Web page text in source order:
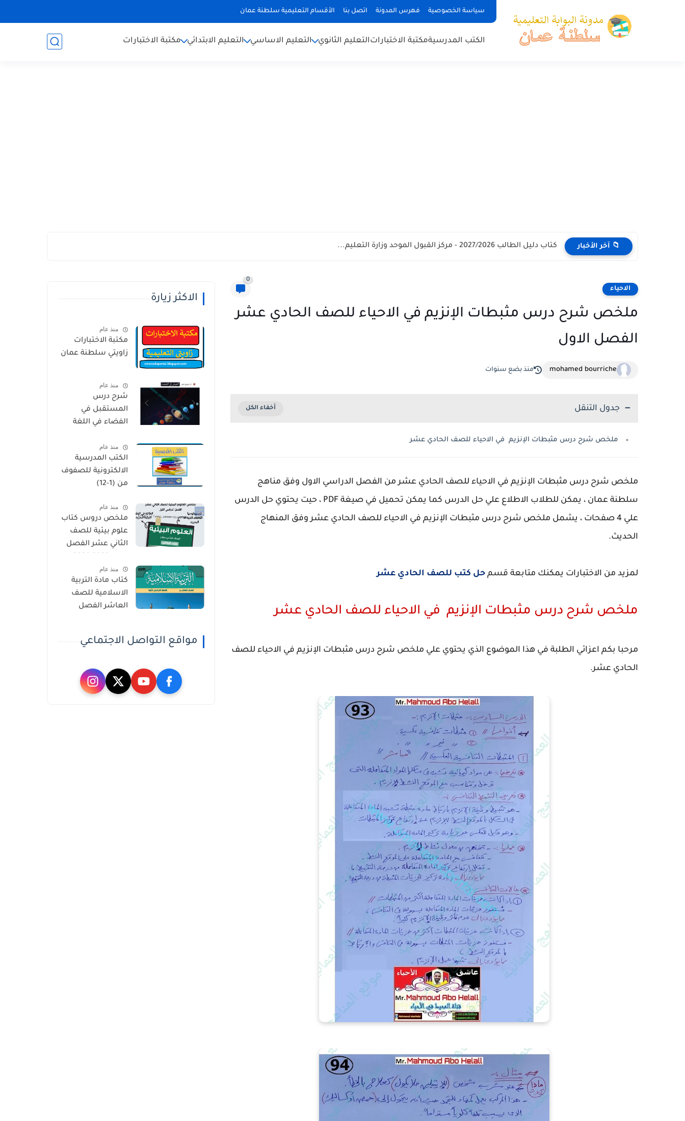
سياسة الخصوصية فهرس المدونة اتصل بنا الأقسام التعليمية سلطنة عمان
الكتب المدرسيةمكتبة الاختباراتالتعليم الثانوي التعليم الاساسي التعليم الابتدائي مكتبة الاختبارات
📁 آخر الأخبار كتاب دليل الطالب 2027/2026 - مركز القبول الموحد وزارة التعليم...
الاحياء
0
ملخص شرح درس مثبطات الإنزيم في الاحياء للصف الحادي عشر
الفصل الاول
mohamed bourriche منذ بضع سنوات
جدول التنقل
ملخص شرح درس مثبطات الإنزيم في الاحياء للصف الحادي عشر
ملخص شرح درس مثبطات الإنزيم في الاحياء للصف الحادي عشر من الفصل الدراسي الاول وفق مناهج
سلطنة عمان ، يمكن للطلاب الاطلاع علي حل الدرس كما يمكن تحميل في صيغة PDF ، حيت يحتوي حل الدرس
علي 4 صفحات ، يشمل ملخص شرح درس مثبطات الإنزيم في الاحياء للصف الحادي عشر وفق المنهاج
الحديث.
لمزيد من الاختبارات يمكنك متابعة قسم حل كتب للصف الحادي عشر
ملخص شرح درس مثبطات الإنزيم في الاحياء للصف الحادي عشر
مرحبا بكم اعزائي الطلبة في هذا الموضوع الذي يحتوي علي ملخص شرح درس مثبطات الإنزيم في الاحياء للصف
الحادي عشر.
الاكثر زيارة
منذ عام
مكتبة الاختبارات
زاويتي سلطنة عمان
منذ عام
شرح درس
المستقبل في
الفضاء في اللغة
الخامس الفصل
الثاني
منذ عام
الكتب المدرسية
الالكترونية للصفوف
من (1-12)
منذ عام
ملخص دروس كتاب
علوم بيئية للصف
الثاني عشر الفصل
منذ عام
كتاب مادة التربية
الاسلامية للصف
العاشر الفصل
مواقع التواصل الاجتماعي